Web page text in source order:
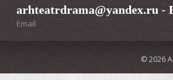
arhteatrdrama@yandex.ru -
Email
© 2026